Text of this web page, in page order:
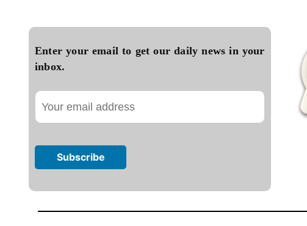
Enter your email to get our daily news in your
inbox.